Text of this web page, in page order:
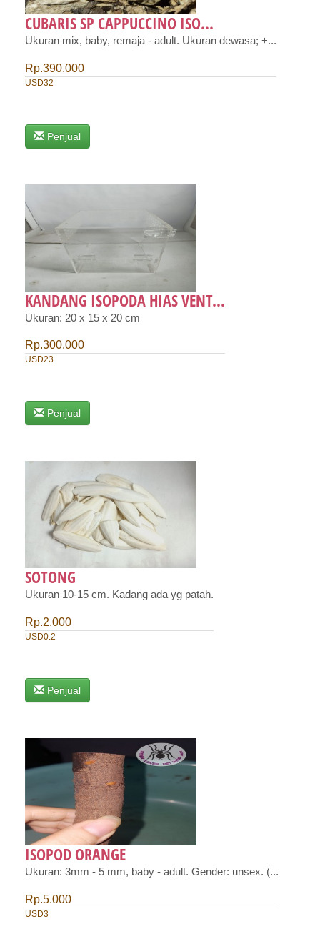
CUBARIS SP CAPPUCCINO ISO...
Ukuran mix, baby, remaja - adult. Ukuran dewasa; +...
Rp.390.000
USD32
Penjual
KANDANG ISOPODA HIAS VENT...
Ukuran: 20 x 15 x 20 cm
Rp.300.000
USD23
Penjual
SOTONG
Ukuran 10-15 cm. Kadang ada yg patah.
Rp.2.000
USD0.2
Penjual
ISOPOD ORANGE
Ukuran: 3mm - 5 mm, baby - adult. Gender: unsex. (...
Rp.5.000
USD3